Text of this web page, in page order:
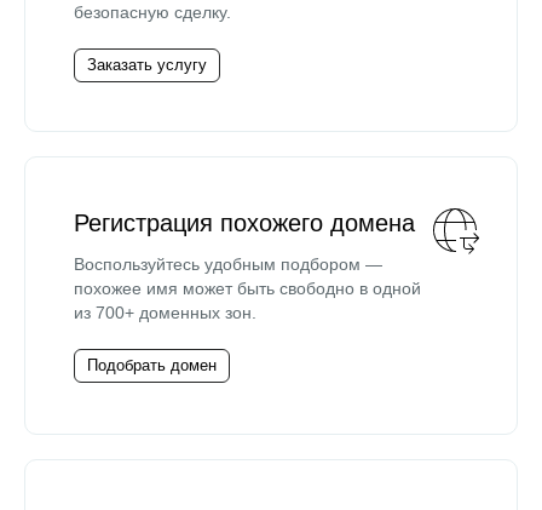
безопасную сделку.
Заказать услугу
Регистрация похожего домена
Воспользуйтесь удобным подбором —
похожее имя может быть свободно в одной
из 700+ доменных зон.
Подобрать домен